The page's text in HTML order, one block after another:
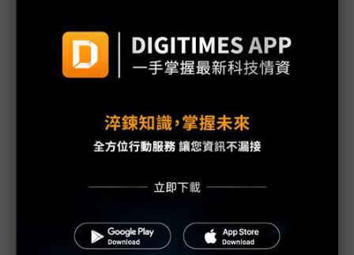
官就嚴重性升級向大眾致歉
1號機核心恐損毀70% IAEA：日本核電廠情況仍非
福島核爐恐再臨界？部分媒體何苦斷章取義？
福島第1核電廠可能整個封廠